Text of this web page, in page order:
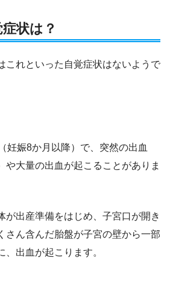
状は？
これといった自覚症状はないようで
妊娠8か月以降）で、突然の出血
や大量の出血が起こることがありま
が出産準備をはじめ、子宮口が開き
さん含んだ胎盤が子宮の壁から一部
出血が起こります。